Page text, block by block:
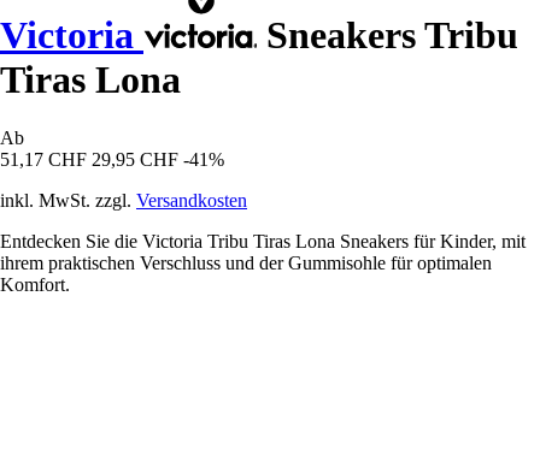
Victoria
Sneakers Tribu
Tiras Lona
Ab
51,17 CHF 29,95 CHF -41%
inkl. MwSt. zzgl. Versandkosten
Entdecken Sie die Victoria Tribu Tiras Lona Sneakers für Kinder, mit
ihrem praktischen Verschluss und der Gummisohle für optimalen
Komfort.